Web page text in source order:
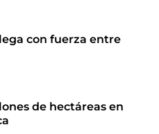
con fuerza entre
de hectáreas en